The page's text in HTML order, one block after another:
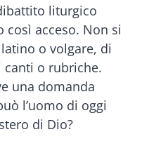
liturgico
così acceso. Non si
o volgare, di
o rubriche.
una domanda
l’uomo di oggi
di Dio?